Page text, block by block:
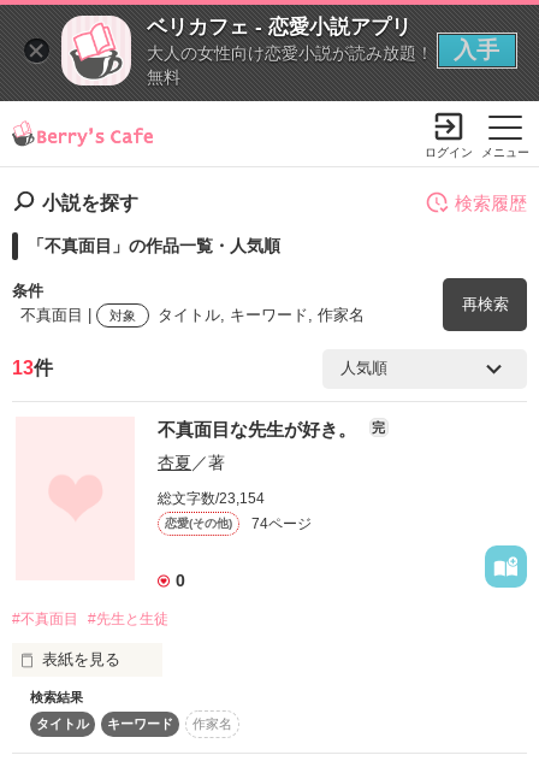
ベリカフェ - 恋愛小説アプリ
大人の女性向け恋愛小説が読み放題！
無料
入手
メニュー
ログイン
小説を探す
「不真面目」の作品一覧・人気順
条件
不真面目 |
対象 タイトル, キーワード, 作家名
再検索
検索ワード
検索履歴
13件
不真面目な先生が好き。 完
杏夏 ／著
総文字数/23,154
恋愛(その他) 74ページ
0
#不真面目 #先生と生徒
表紙を見る
検索結果
タイトル
キーワード 作家名